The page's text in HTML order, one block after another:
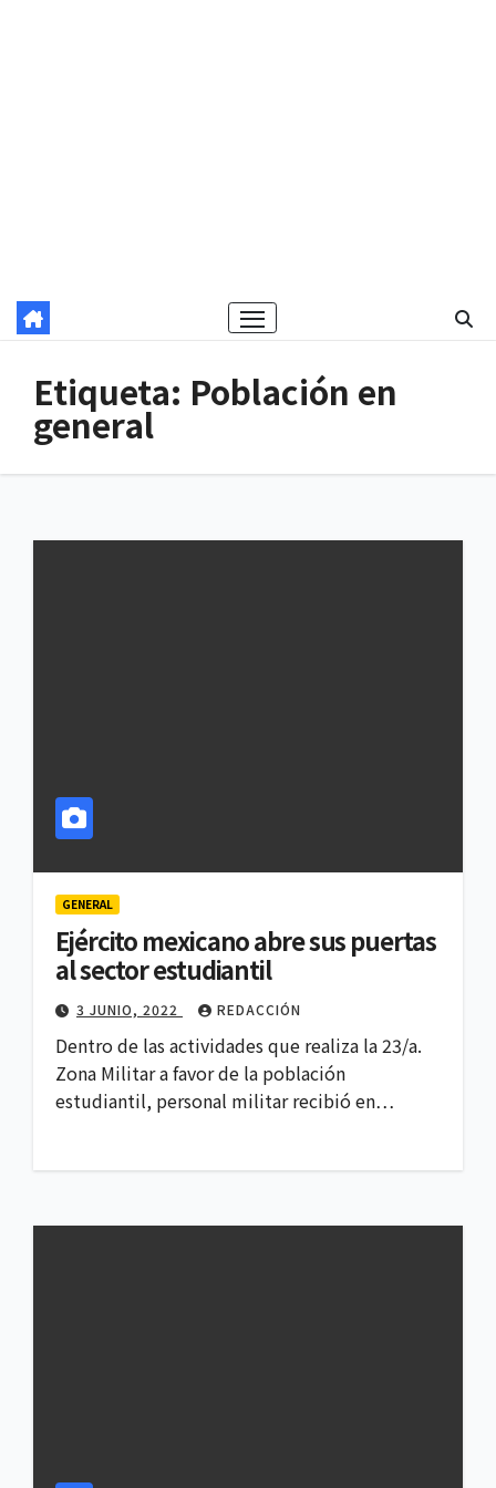
Etiqueta: Población en
general
GENERAL
Ejército mexicano abre sus puertas
al sector estudiantil
3 JUNIO, 2022 REDACCIÓN
Dentro de las actividades que realiza la 23/a.
Zona Militar a favor de la población
estudiantil, personal militar recibió en…